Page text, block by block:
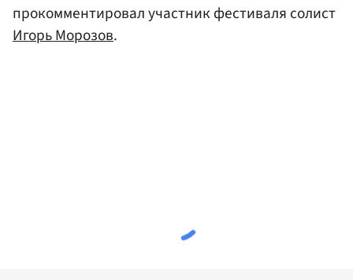
прокомментировал участник фестиваля солист
Игорь Морозов.